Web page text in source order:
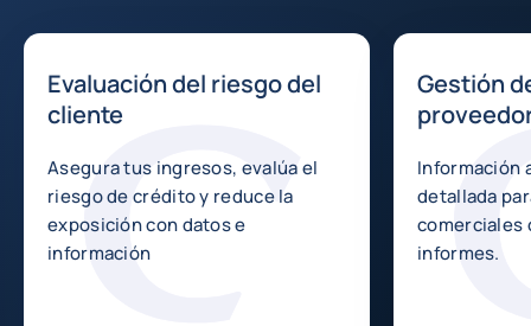
Evaluación del riesgo del
cliente
Asegura tus ingresos, evalúa el
riesgo de crédito y reduce la
exposición con datos e
información
Gestión
Información
detallada
comerciales
informes.